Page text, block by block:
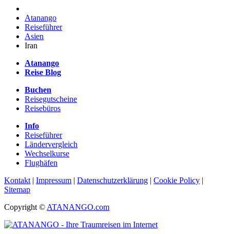
Atanango
Reiseführer
Asien
Iran
Atanango
Reise Blog
Buchen
Reisegutscheine
Reisebüros
Info
Reiseführer
Ländervergleich
Wechselkurse
Flughäfen
Kontakt | Impressum | Datenschutzerklärung | Cookie Policy |
Sitemap
Copyright © ATANANGO.com